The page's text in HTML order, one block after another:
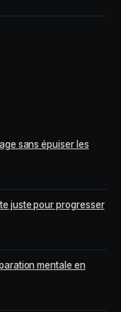
sans épuiser les
juste pour progresser
mentale en